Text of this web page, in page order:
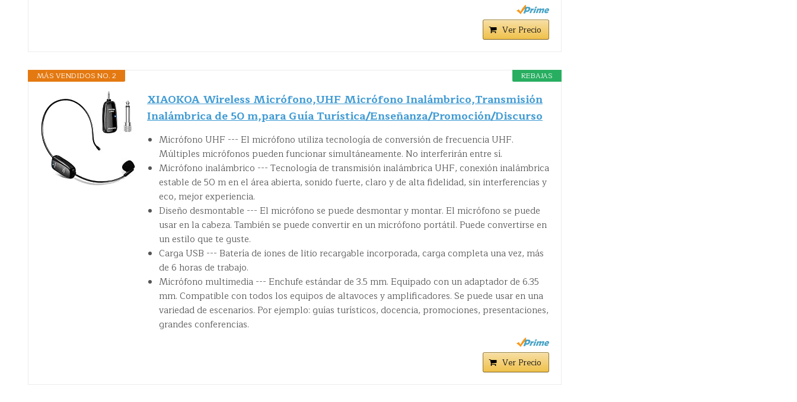
Ver Precio
REBAJAS
MÁS VENDIDOS NO. 2
XIAOKOA Wireless Micrófono,UHF Micrófono Inalámbrico,Transmisión
Inalámbrica de 50 m,para Guía Turística/Enseñanza/Promoción/Discurso
Micrófono UHF --- El micrófono utiliza tecnología de conversión de frecuencia UHF.
Múltiples micrófonos pueden funcionar simultáneamente. No interferirán entre sí.
Micrófono inalámbrico --- Tecnología de transmisión inalámbrica UHF, conexión inalámbrica
estable de 50 m en el área abierta, sonido fuerte, claro y de alta fidelidad, sin interferencias y
eco, mejor experiencia.
Diseño desmontable --- El micrófono se puede desmontar y montar. El micrófono se puede
usar en la cabeza. También se puede convertir en un micrófono portátil. Puede convertirse en
un estilo que te guste.
Carga USB --- Batería de iones de litio recargable incorporada, carga completa una vez, más
de 6 horas de trabajo.
Micrófono multimedia --- Enchufe estándar de 3.5 mm. Equipado con un adaptador de 6.35
mm. Compatible con todos los equipos de altavoces y amplificadores. Se puede usar en una
variedad de escenarios. Por ejemplo: guías turísticos, docencia, promociones, presentaciones,
grandes conferencias.
Ver Precio